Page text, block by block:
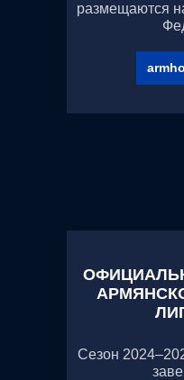
размещаются
Сезон